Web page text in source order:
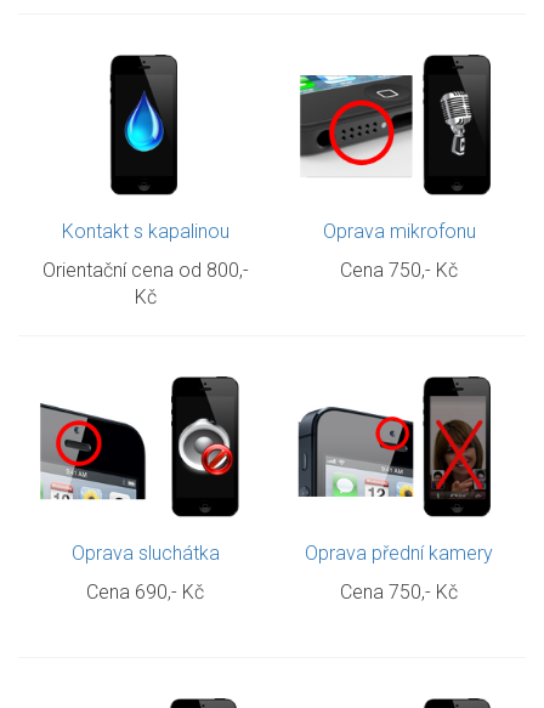
Kontakt s kapalinou
Orientační cena od 800,-
Kč
Oprava mikrofonu
Cena 750,- Kč
Oprava sluchátka
Cena 690,- Kč
Oprava přední kamery
Cena 750,- Kč